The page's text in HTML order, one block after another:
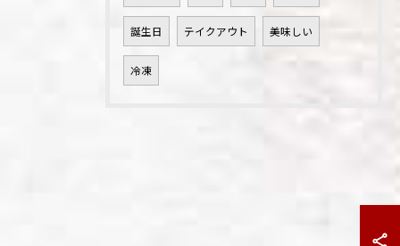
誕生日 テイクアウト 美味しい
冷凍